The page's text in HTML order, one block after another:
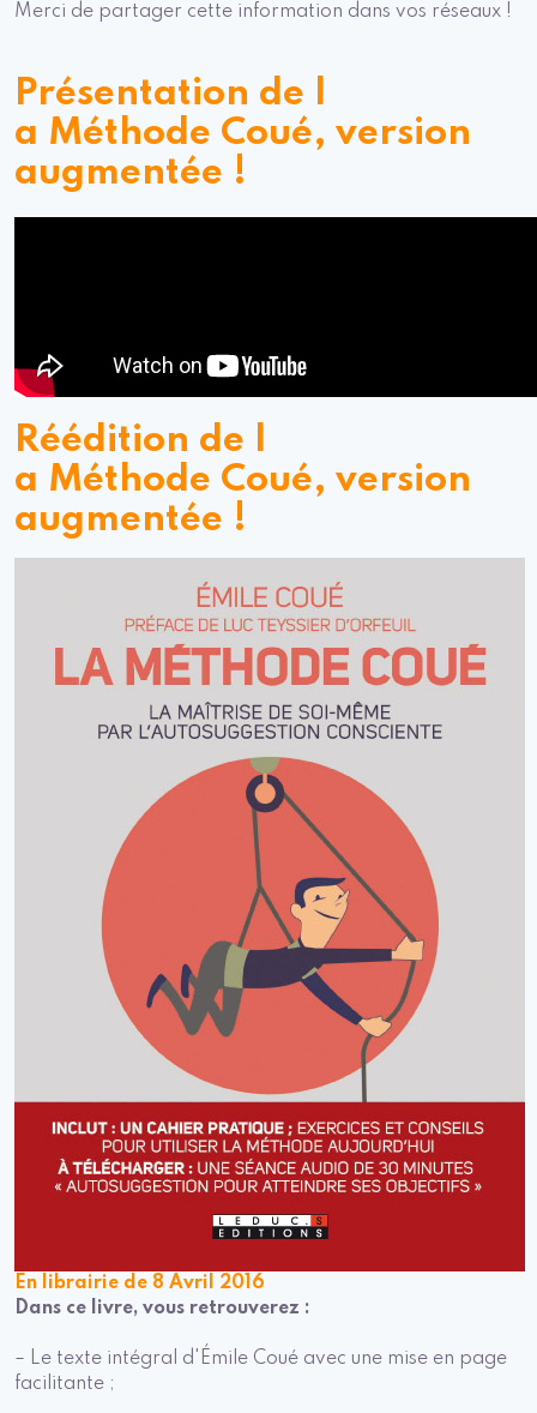
Merci de partager cette information dans vos réseaux !
Présentation de l
a Méthode Coué, version
augmentée !
Réédition de l
a Méthode Coué, version
augmentée !
En librairie de 8 Avril 2016
Dans ce livre, vous retrouverez :
– Le texte intégral d'Émile Coué avec une mise en page
facilitante ;